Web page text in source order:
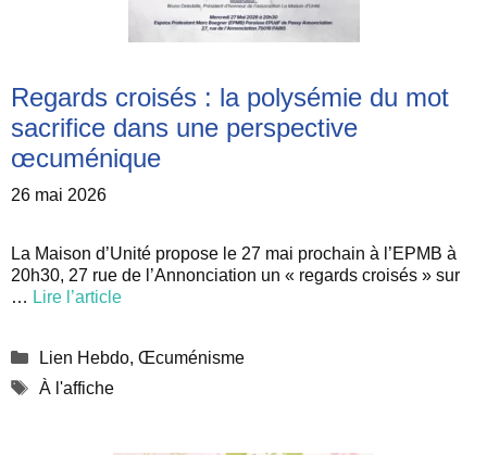
Regards croisés : la polysémie du mot
sacrifice dans une perspective
œcuménique
26 mai 2026
La Maison d’Unité propose le 27 mai prochain à l’EPMB à
20h30, 27 rue de l’Annonciation un « regards croisés » sur
… Lire l’article
Catégories
Lien Hebdo, Œcuménisme
Étiquettes
À l'affiche